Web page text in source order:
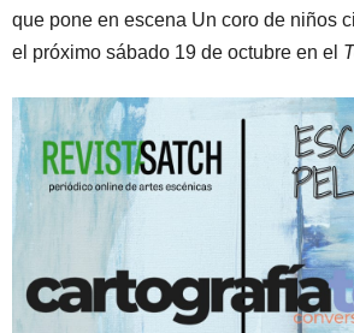
que pone en escena Un coro de niños
el próximo sábado 19 de octubre en el